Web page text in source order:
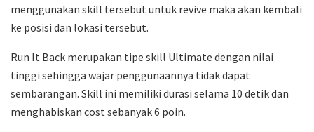
menggunakan skill tersebut untuk revive maka akan kembali
ke posisi dan lokasi tersebut.
Run It Back merupakan tipe skill Ultimate dengan nilai
tinggi sehingga wajar penggunaannya tidak dapat
sembarangan. Skill ini memiliki durasi selama 10 detik dan
menghabiskan cost sebanyak 6 poin.